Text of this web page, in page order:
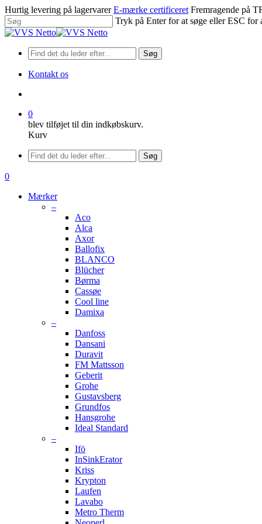
Spring
til
hovedindhold
Hurtig levering på lagervarer E-mærke certificeret Fremragende på
Tryk på Enter for at søge eller ESC for
Luk
Søg
Kontakt os
0
blev tilføjet til din indkøbskurv.
Kurv
Menu
Søg
søge
0
Mærker
–
Aco
Alca
Axor
Ballofix
BLANCO
Blücher
Børma
Cassøe
Cool line
Damixa
–
Danfoss
Dansani
Duravit
FM Mattsson
Geberit
Grohe
Gustavsberg
Grundfos
Hansgrohe
Ideal Standard
–
Ifö
InSinkErator
Kriss
Krypton
Laufen
Lavabo
Metro Therm